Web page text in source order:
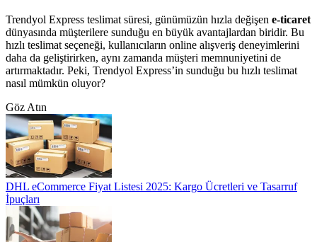
Trendyol Express teslimat süresi, günümüzün hızla değişen e-ticaret
dünyasında müşterilere sunduğu en büyük avantajlardan biridir. Bu
hızlı teslimat seçeneği, kullanıcıların online alışveriş deneyimlerini
daha da geliştirirken, aynı zamanda müşteri memnuniyetini de
artırmaktadır. Peki, Trendyol Express’in sunduğu bu hızlı teslimat
nasıl mümkün oluyor?
Göz Atın
DHL eCommerce Fiyat Listesi 2025: Kargo Ücretleri ve Tasarruf
İpuçları